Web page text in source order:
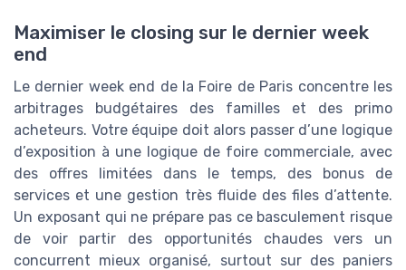
Maximiser le closing sur le dernier week
end
Le dernier week end de la Foire de Paris concentre les
arbitrages budgétaires des familles et des primo
acheteurs. Votre équipe doit alors passer d’une logique
d’exposition à une logique de foire commerciale, avec
des offres limitées dans le temps, des bonus de
services et une gestion très fluide des files d’attente.
Un exposant qui ne prépare pas ce basculement risque
de voir partir des opportunités chaudes vers un
concurrent mieux organisé, surtout sur des paniers